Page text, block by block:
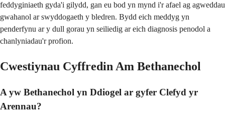
feddyginiaeth gyda'i gilydd, gan eu bod yn mynd i'r afael ag agweddau
gwahanol ar swyddogaeth y bledren. Bydd eich meddyg yn
penderfynu ar y dull gorau yn seiliedig ar eich diagnosis penodol a
chanlyniadau'r profion.
Cwestiynau Cyffredin Am Bethanechol
A yw Bethanechol yn Ddiogel ar gyfer Clefyd yr
Arennau?